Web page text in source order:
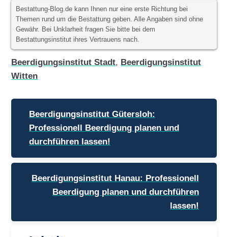
Bestattung-Blog.de kann Ihnen nur eine erste Richtung bei
Themen rund um die Bestattung geben. Alle Angaben sind ohne
Gewähr. Bei Unklarheit fragen Sie bitte bei dem
Bestattungsinstitut ihres Vertrauens nach.
Beerdigungsinstitut Stadt, Beerdigungsinstitut
Witten
Beitragsnavigation
Beerdigungsinstitut Gütersloh:
Professionell Beerdigung planen und
durchführen lassen!
Beerdigungsinstitut Hanau: Professionell
Beerdigung planen und durchführen
lassen!